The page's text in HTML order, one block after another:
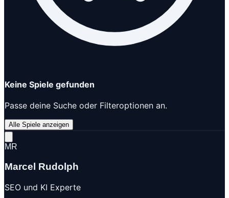
Keine Spiele gefunden
Passe deine Suche oder Filteroptionen an.
Alle Spiele anzeigen
MR
Marcel Rudolph
SEO und KI Experte